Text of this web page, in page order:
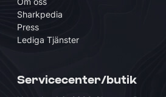
Sharkpedia
Press
Lediga Tjänster
Servicecenter/butik